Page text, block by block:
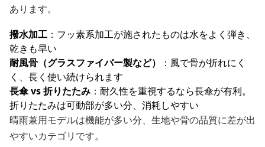
あります。
撥水加工 ：フッ素系加工が施されたものは水をよく弾き、
乾きも早い
耐風骨（グラスファイバー製など）
：風で骨が折れにく
く、長く使い続けられます
長傘 vs 折りたたみ ：耐久性を重視するなら長傘が有利。
折りたたみは可動部が多い分、消耗しやすい
晴雨兼用モデルは機能が多い分、生地や骨の品質に差が出
やすいカテゴリです。